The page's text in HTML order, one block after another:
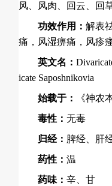
风、风肉、回云、回
功效作用： 解表
痛，风湿痹痛，风疹
英文名：
icate Saposhnikovia
始载于：
《神农
毒性： 无毒
归经： 脾经、肝
药性： 温
药味： 辛、甘